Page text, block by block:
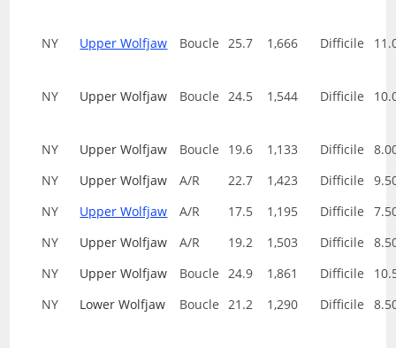
NY Upper Wolfjaw Boucle 25.7 1,666 Difficile
NY Upper Wolfjaw Boucle 24.5 1,544 Difficile
NY Upper Wolfjaw Boucle 19.6 1,133 Difficile
NY
Upper Wolfjaw A/R 22.7 1,423 Difficile
NY
Upper Wolfjaw A/R 17.5 1,195 Difficile
NY
Upper Wolfjaw A/R 19.2 1,503 Difficile
NY
Upper Wolfjaw Boucle 24.9 1,861 Difficile
NY
Lower Wolfjaw Boucle 21.2 1,290 Difficile